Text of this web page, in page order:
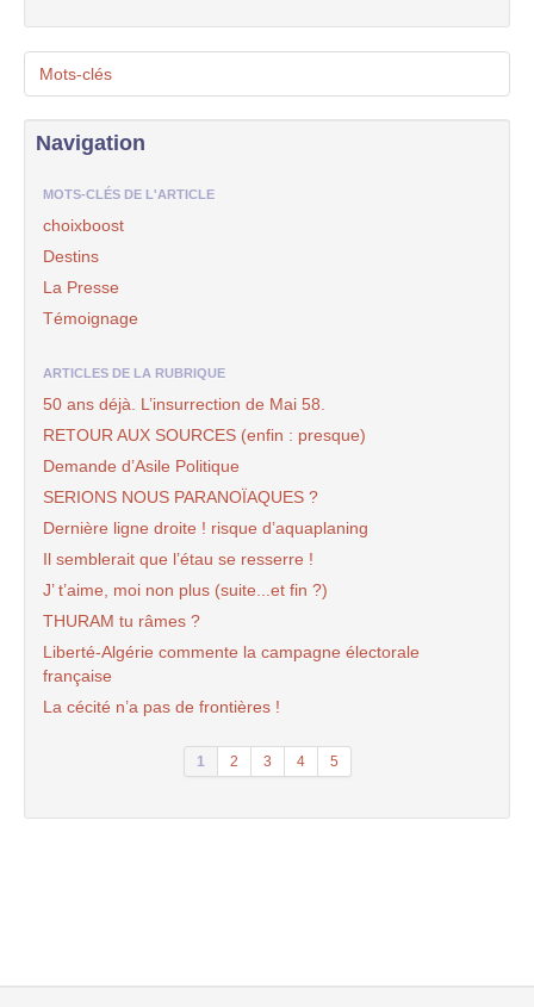
Mots-clés
Navigation
MOTS-CLÉS DE L'ARTICLE
choixboost
Destins
La Presse
Témoignage
ARTICLES DE LA RUBRIQUE
50 ans déjà. L’insurrection de Mai 58.
RETOUR AUX SOURCES (enfin : presque)
Demande d’Asile Politique
SERIONS NOUS PARANOÏAQUES ?
Dernière ligne droite ! risque d’aquaplaning
Il semblerait que l’étau se resserre !
J’ t’aime, moi non plus (suite...et fin ?)
THURAM tu râmes ?
Liberté-Algérie commente la campagne électorale
française
La cécité n’a pas de frontières !
1 2 3 4 5